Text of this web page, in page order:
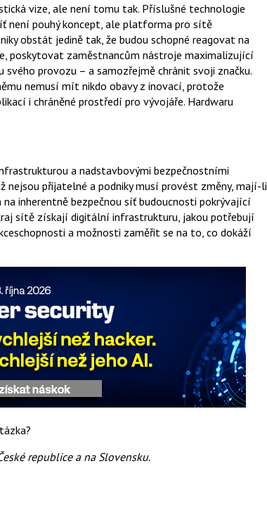
vize, ale není tomu tak. Příslušné technologie
není pouhý koncept, ale platforma pro sítě
obstát jedině tak, že budou schopné reagovat na
poskytovat zaměstnancům nástroje maximalizující
provozu – a samozřejmě chránit svoji značku.
nemusí mít nikdo obavy z inovací, protože
i chráněné prostředí pro vývojáře. Hardwaru
a nadstavbovými bezpečnostními
přijatelné a podniky musí provést změny, mají-li
inherentně bezpečnou síť budoucnosti pokrývající
sítě získají digitální infrastrukturu, jakou potřebují
a možnosti zaměřit se na to, co dokáží
republice a na Slovensku.